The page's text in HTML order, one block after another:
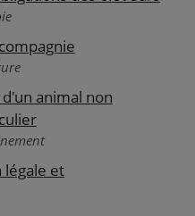
animal non
et